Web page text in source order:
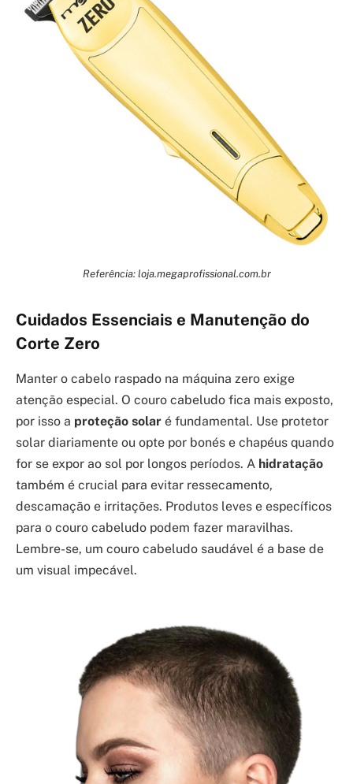
Referência: loja.megaprofissional.com.br
Cuidados Essenciais e Manutenção do
Corte Zero
Manter o cabelo raspado na máquina zero exige
atenção especial. O couro cabeludo fica mais exposto,
por isso a proteção solar é fundamental. Use protetor
solar diariamente ou opte por bonés e chapéus quando
for se expor ao sol por longos períodos. A hidratação
também é crucial para evitar ressecamento,
descamação e irritações. Produtos leves e específicos
para o couro cabeludo podem fazer maravilhas.
Lembre-se, um couro cabeludo saudável é a base de
um visual impecável.